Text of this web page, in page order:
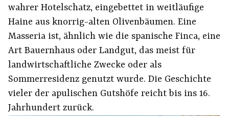
wahrer Hotelschatz, eingebettet in weitläufige
Haine aus knorrig-alten Olivenbäumen. Eine
Masseria ist, ähnlich wie die spanische Finca, eine
Art Bauernhaus oder Landgut, das meist für
landwirtschaftliche Zwecke oder als
Sommerresidenz genutzt wurde. Die Geschichte
vieler der apulischen Gutshöfe reicht bis ins 16.
Jahrhundert zurück.